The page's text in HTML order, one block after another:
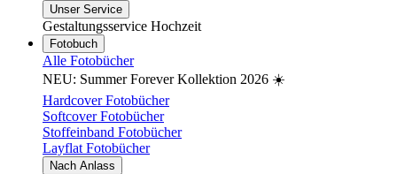
Unser Service
Gestaltungsservice Hochzeit
Fotobuch
Alle Fotobücher
NEU: Summer Forever Kollektion 2026 ☀️
Hardcover Fotobücher
Softcover Fotobücher
Stoffeinband Fotobücher
Layflat Fotobücher
Nach Anlass